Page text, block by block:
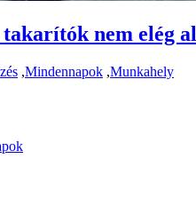
nem elég
,Mindennapok ,Munkahely